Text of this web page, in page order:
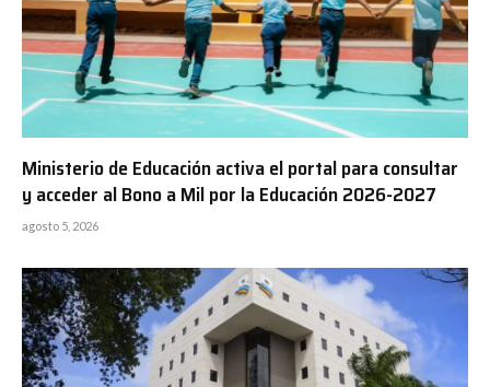
Ministerio de Educación activa el portal para consultar
y acceder al Bono a Mil por la Educación 2026-2027
agosto 5, 2026